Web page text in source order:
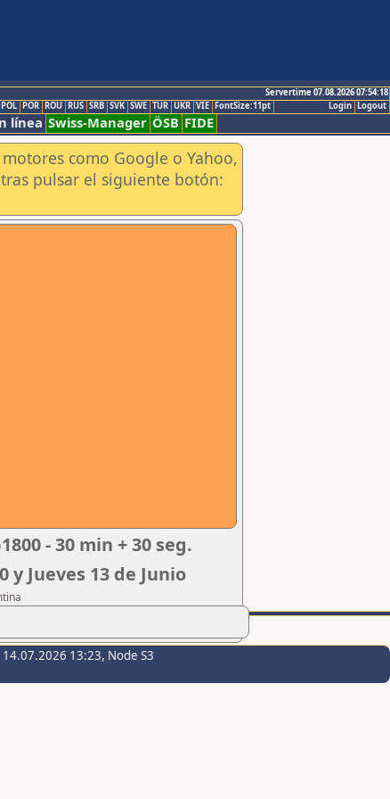
Servertime 07.08.2026 07:54:18
Logout
Login
POL POR ROU RUS SRB SVK SWE TUR UKR VIE FontSize:11pt
línea Swiss-Manager ÖSB FIDE
como Google o Yahoo,
pulsar el siguiente botón:
- 30 min + 30 seg.
y Jueves 13 de Junio
14.07.2026 13:23, Node S3